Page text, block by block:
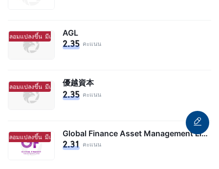
ปลอมแปลงขึ้น มีแนวโน้มจะเป็นโบร์กเกอร์ที่ถูกปลอมแปลงขึ้น
AGL
2.35 คะแนน
ปลอมแปลงขึ้น มีแนวโน้มจะเป็นโบร์กเกอร์ที่ถูกปลอมแปลงขึ้น
優越資本
2.35 คะแนน
ปลอมแปลงขึ้น มีแนวโน้มจะเป็นโบร์กเกอร์ที่ถูกปลอมแปลงขึ้น Global Finance Asset Management Limited
2.31 คะแนน